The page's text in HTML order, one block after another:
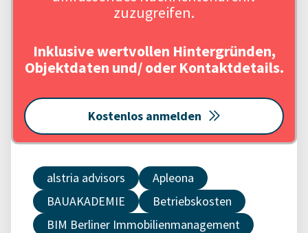
zuzugreifen.
Inklusive wertvollen Hintergründen,
Objektdaten und/ oder Kontaktdetails.
Kostenlos anmelden
alstria advisors
Apleona
BAUAKADEMIE
Betriebskosten
BIM Berliner Immobilienmanagement